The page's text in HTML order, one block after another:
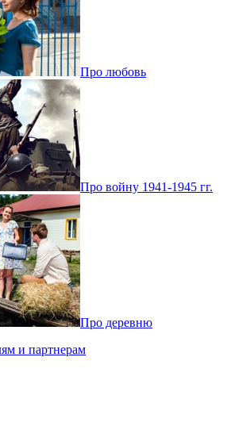
Про любовь
Про войну 1941-1945 гг.
Про деревню
и партнерам